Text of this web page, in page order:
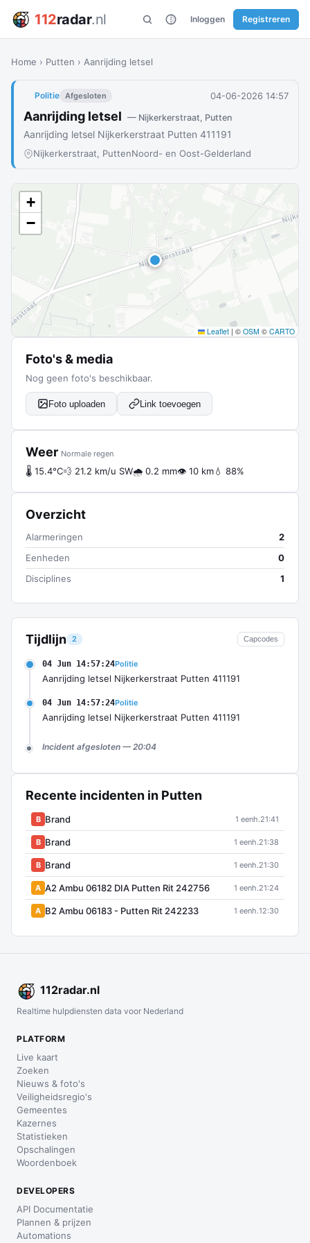
112radar.nl Inloggen Registreren
Home › Putten › Aanrijding letsel
Politie Afgesloten 04-06-2026 14:57
Aanrijding letsel — Nijkerkerstraat, Putten
Aanrijding letsel Nijkerkerstraat Putten 411191
Nijkerkerstraat, PuttenNoord- en Oost-Gelderland
Tijdlijn 2 Capcodes
04 Jun 14:57:24Politie
Aanrijding letsel Nijkerkerstraat Putten 411191
04 Jun 14:57:24Politie
Aanrijding letsel Nijkerkerstraat Putten 411191
Incident afgesloten — 20:04
Recente incidenten in Putten
B Brand 1 eenh.21:41
B Brand 1 eenh.21:38
B Brand 1 eenh.21:30
A A2 Ambu 06182 DIA Putten Rit 242756 1 eenh.21:24
A B2 Ambu 06183 - Putten Rit 242233 1 eenh.12:30
+
−
Leaflet | © OSM © CARTO
Foto's & media
Nog geen foto's beschikbaar.
Foto uploaden Link toevoegen
Weer Normale regen
🌡 15.4°C💨 21.2 km/u SW🌧 0.2 mm👁 10 km💧 88%
Overzicht
Alarmeringen
2
Eenheden
0
Disciplines
1
112radar.nl
Realtime hulpdiensten data voor Nederland
PLATFORM
Live kaart
Zoeken
Nieuws & foto's
Veiligheidsregio's
Gemeentes
Kazernes
Statistieken
Opschalingen
Woordenboek
DEVELOPERS
API Documentatie
Plannen & prijzen
Automations